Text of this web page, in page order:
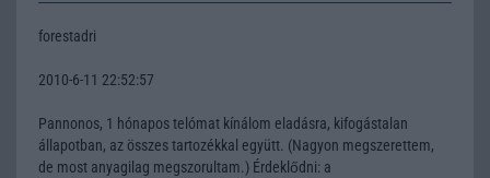
forestadri
2010-6-11 22:52:57
Pannonos, 1 hónapos telómat kínálom eladásra, kifogástalan
állapotban, az összes tartozékkal együtt. (Nagyon megszerettem,
de most anyagilag megszorultam.) Érdeklődni: a